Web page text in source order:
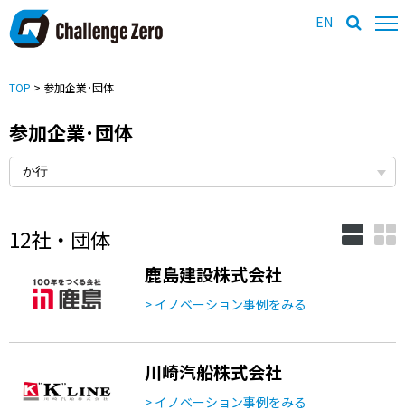
EN
TOP > 参加企業･団体
参加企業･団体
12社・団体
鹿島建設株式会社
> イノベーション事例をみる
川崎汽船株式会社
> イノベーション事例をみる